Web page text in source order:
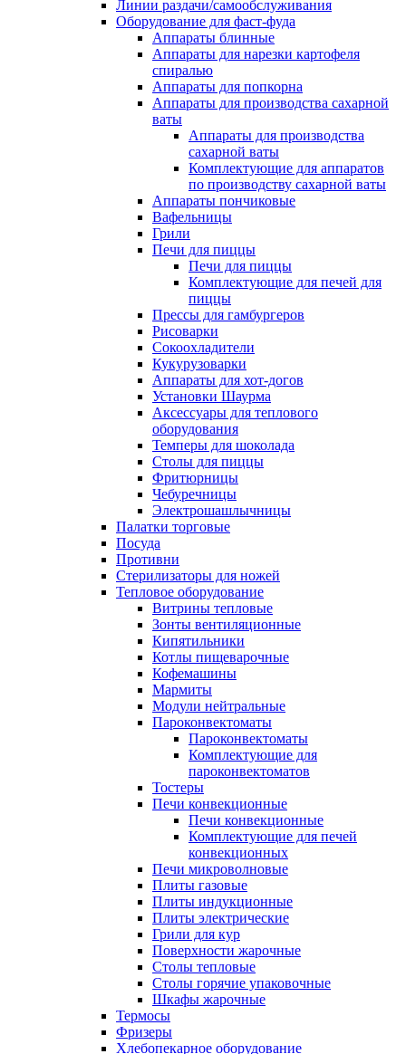
Линии раздачи/самообслуживания
Оборудование для фаст-фуда
Аппараты блинные
Аппараты для нарезки картофеля
спиралью
Аппараты для попкорна
Аппараты для производства сахарной
ваты
Аппараты для производства
сахарной ваты
Комплектующие для аппаратов
по производству сахарной ваты
Аппараты пончиковые
Вафельницы
Грили
Печи для пиццы
Печи для пиццы
Комплектующие для печей для
пиццы
Прессы для гамбургеров
Рисоварки
Сокоохладители
Кукурузоварки
Аппараты для хот-догов
Установки Шаурма
Аксессуары для теплового
оборудования
Темперы для шоколада
Столы для пиццы
Фритюрницы
Чебуречницы
Электрошашлычницы
Палатки торговые
Посуда
Противни
Стерилизаторы для ножей
Тепловое оборудование
Витрины тепловые
Зонты вентиляционные
Кипятильники
Котлы пищеварочные
Кофемашины
Мармиты
Модули нейтральные
Пароконвектоматы
Пароконвектоматы
Комплектующие для
пароконвектоматов
Тостеры
Печи конвекционные
Печи конвекционные
Комплектующие для печей
конвекционных
Печи микроволновые
Плиты газовые
Плиты индукционные
Плиты электрические
Грили для кур
Поверхности жарочные
Столы тепловые
Столы горячие упаковочные
Шкафы жарочные
Термосы
Фризеры
Хлебопекарное оборудование